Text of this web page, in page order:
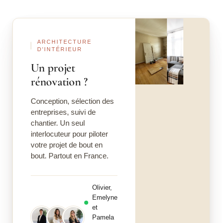
haussmannien ?
Idées d’aménagement et de décoration pour un
appartement haussmannien
Appartement haussmannien : les questions fréquentes
ARCHITECTURE
D'INTÉRIEUR
Un projet
rénovation ?
Conception, sélection des
entreprises, suivi de
chantier. Un seul
interlocuteur pour piloter
votre projet de bout en
bout. Partout en France.
Olivier,
Emelyne
et
Pamela
Après